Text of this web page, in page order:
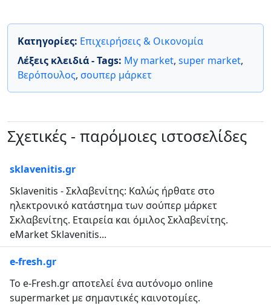
Κατηγορίες: Επιχειρήσεις & Οικονομία
Λέξεις κλειδιά - Tags: My market, super market,
Βερόπουλος, σουπερ μάρκετ
Σχετικές - παρόμοιες ιστοσελίδες
sklavenitis.gr
Sklavenitis - Σκλαβενίτης: Καλώς ήρθατε στο
ηλεκτρονικό κατάστημα των σούπερ μάρκετ
Σκλαβενίτης. Εταιρεία και όμιλος Σκλαβενίτης.
eMarket Sklavenitis...
e-fresh.gr
Το e-Fresh.gr αποτελεί ένα αυτόνομο online
supermarket με σημαντικές καινοτομίες.